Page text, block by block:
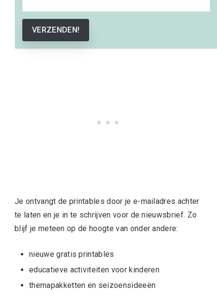
VERZENDEN!
Je ontvangt de printables door je e-mailadres achter
te laten en je in te schrijven voor de nieuwsbrief. Zo
blijf je meteen op de hoogte van onder andere:
nieuwe gratis printables
educatieve activiteiten voor kinderen
themapakketten en seizoensideeën